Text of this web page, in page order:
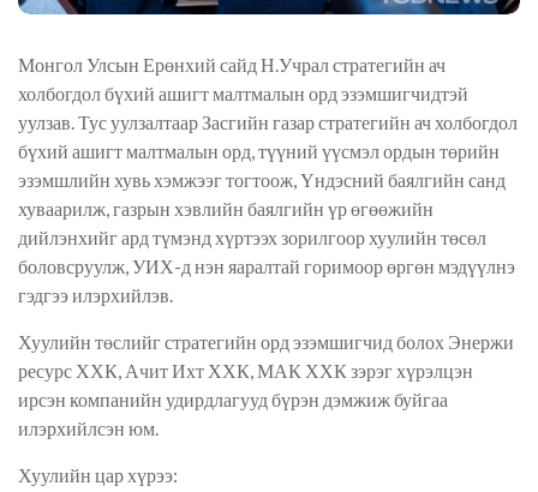
Монгол Улсын Ерөнхий сайд Н.Учрал стратегийн ач
холбогдол бүхий ашигт малтмалын орд эзэмшигчидтэй
уулзав. Тус уулзалтаар Засгийн газар стратегийн ач холбогдол
бүхий ашигт малтмалын орд, түүний үүсмэл ордын төрийн
эзэмшлийн хувь хэмжээг тогтоож, Үндэсний баялгийн санд
хуваарилж, газрын хэвлийн баялгийн үр өгөөжийн
дийлэнхийг ард түмэнд хүртээх зорилгоор хуулийн төсөл
боловсруулж, УИХ-д нэн яаралтай горимоор өргөн мэдүүлнэ
гэдгээ илэрхийлэв.
Хуулийн төслийг стратегийн орд эзэмшигчид болох Энержи
ресурс ХХК, Ачит Ихт ХХК, МАК ХХК зэрэг хүрэлцэн
ирсэн компанийн удирдлагууд бүрэн дэмжиж буйгаа
илэрхийлсэн юм.
Хуулийн цар хүрээ: